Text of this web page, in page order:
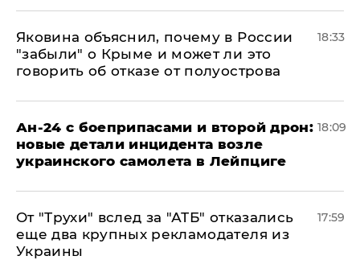
Яковина объяснил, почему в России
"забыли" о Крыме и может ли это
говорить об отказе от полуострова
18:33
Ан-24 с боеприпасами и второй дрон:
новые детали инцидента возле
украинского самолета в Лейпциге
18:09
От "Трухи" вслед за "АТБ" отказались
еще два крупных рекламодателя из
Украины
17:59